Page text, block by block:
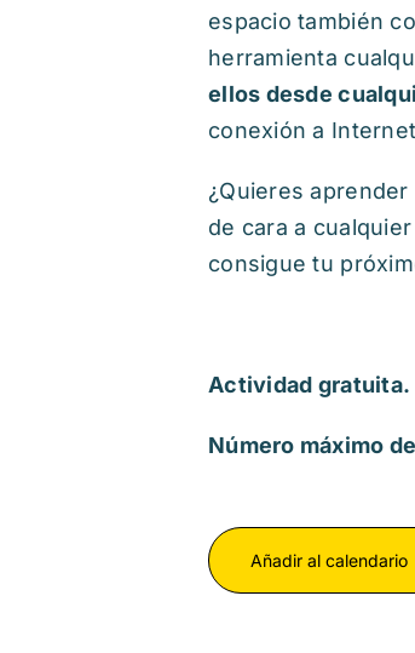
espacio también
herramienta
ellos desde
conexión a
¿Quieres aprender
de cara a
consigue tu
Actividad gratuita.
Número máximo
Añadir al calendario